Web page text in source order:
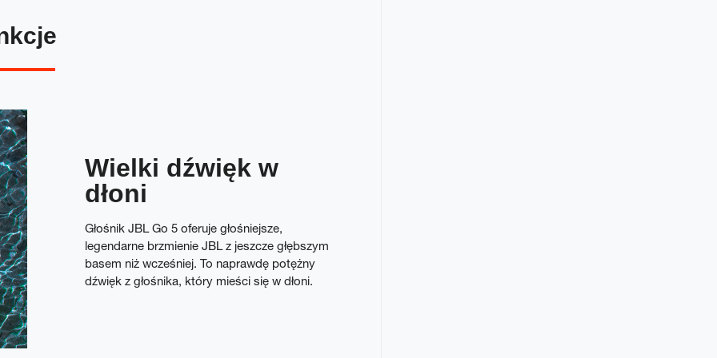
Wielki dźwięk w
dłoni
Głośnik JBL Go 5 oferuje głośniejsze,
legendarne brzmienie JBL z jeszcze głębszym
basem niż wcześniej. To naprawdę potężny
dźwięk z głośnika, który mieści się w dłoni.